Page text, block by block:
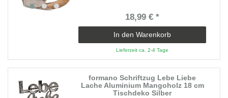
18,99 € *
In den Warenkorb
Lieferzeit ca. 2-4 Tage
formano Schriftzug Lebe Liebe
Lache Aluminium Mangoholz 18 cm
Tischdeko Silber